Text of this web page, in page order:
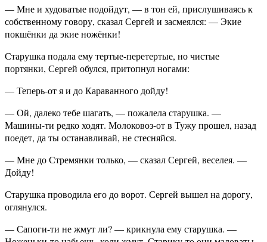
— Мне и худоватые подойдут, — в тон ей, прислушиваясь к
собственному говору, сказал Сергей и засмеялся: — Экие
покшёнки да экие ножёнки!
Старушка подала ему тертые-перетертые, но чистые
портянки, Сергей обулся, притопнул ногами:
— Теперь-от я и до Караванного дойду!
— Ой, далеко тебе шагать, — пожалела старушка. —
Машины-ти редко ходят. Молоковоз-от в Тужу прошел, назад
поедет, да ты останавливай, не стесняйся.
— Мне до Стремянки только, — сказал Сергей, веселея. —
Дойду!
Старушка проводила его до ворот. Сергей вышел на дорогу,
оглянулся.
— Сапоги-ти не жмут ли? — крикнула ему старушка. —